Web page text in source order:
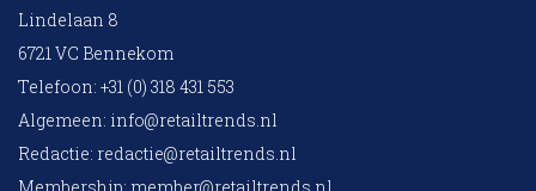
Lindelaan 8
6721 VC Bennekom
Telefoon: +31 (0) 318 431 553
Algemeen: info@retailtrends.nl
Redactie: redactie@retailtrends.nl